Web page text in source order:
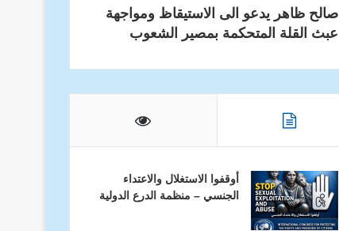
صالح ظاهر يدعو الى الاستيقاظ ومواجهة
عبث القلة المتحكمة بمصير الشعوب
أوقفوا الاستغلال والاعتداء
الجنسي – منظمة الدرع الدولية